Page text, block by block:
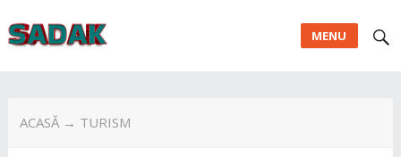
MENU
ACASĂ→ TURISM